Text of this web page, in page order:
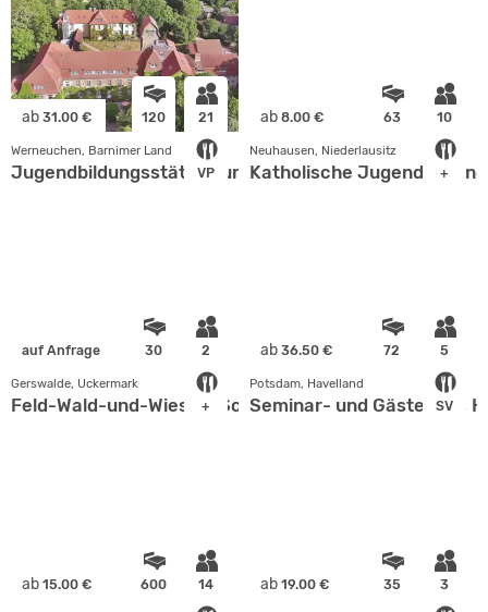
ab 31.00 € 120 21
VP
Werneuchen, Barnimer Land
Jugendbildungsstätte Kurt Löwenstein
ab 8.00 € 63 10
+
Neuhausen, Niederlausitz
Katholische
auf Anfrage 30 2
+
Gerswalde, Uckermark
Feld-Wald-und-Wiesen-Schule
ab 36.50 € 72 5
SV
Potsdam, Havelland
Seminar- und Gästehaus
ab 15.00 € 600 14 ab 19.00 € 35 3